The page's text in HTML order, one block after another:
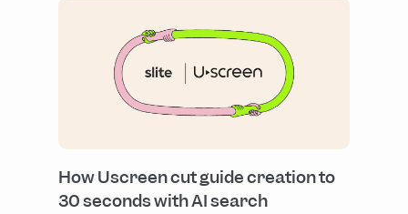
How Uscreen cut guide creation to
30 seconds with AI search